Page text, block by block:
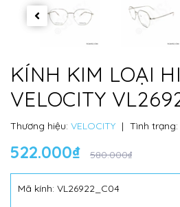
KÍNH KIM LOẠI
VELOCITY
Thương hiệu: VELOCITY | Tình trạng:
522.000₫ 580.000₫
Mã kính: VL26922_C04